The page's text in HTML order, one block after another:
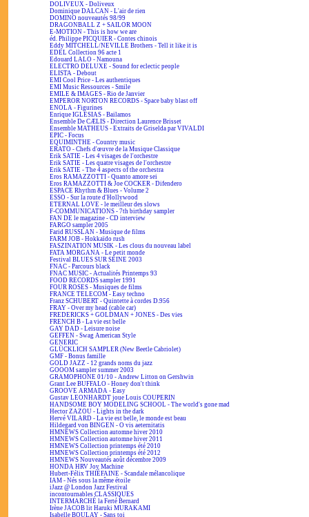
DOLIVEUX - Doliveux
Dominique DALCAN - L'air de rien
DOMINO nouveautés 98/99
DRAGONBALL Z + SAILOR MOON
E-MOTION - This is how we are
éd. Philippe PICQUIER - Contes chinois
Eddy MITCHELL/NEVILLE Brothers - Tell it like it is
EDEL Collection 96 acte 1
Edouard LALO - Namouna
ELECTRO DELUXE - Sound for eclectic people
ELISTA - Debout
EMI Cool Price - Les authentiques
EMI Music Ressources - Smile
EMILE & IMAGES - Rio de Janvier
EMPEROR NORTON RECORDS - Space baby blast off
ENOLA - Figurines
Enrique IGLESIAS - Bailamos
Ensemble De CÆLIS - Direction Laurence Brisset
Ensemble MATHEUS - Extraits de Griselda par VIVALDI
EPIC - Focus
EQUIMINTHE - Country music
ERATO - Chefs d'œuvre de la Musique Classique
Erik SATIE - Les 4 visages de l'orchestre
Erik SATIE - Les quatre visages de l'orchestre
Erik SATIE - The 4 aspects of the orchestra
Eros RAMAZZOTTI - Quanto amore sei
Eros RAMAZZOTTI & Joe COCKER - Difendero
ESPACE Rhythm & Blues - Volume 2
ESSO - Sur la route d'Hollywood
ETERNAL LOVE - le meilleur des slows
F-COMMUNICATIONS - 7th birthday sampler
FAN DE le magazine - CD interview
FARGO sampler 2005
Farid RUSSLAN - Musique de films
FARM JOB - Hokkaïdo rush
FASZINATION MUSIK - Les clous du nouveau label
FATA MORGANA - Le petit monde
Festival BLUES SUR SEINE 2003
FNAC - Parcours black
FNAC MUSIC - Actualités Printemps 93
FOOD RECORDS sampler 1991
FOUR ROSES - Musiques de films
FRANCE TELECOM - Easy techno
Franz SCHUBERT - Quintette à cordes D.956
FRAY - Over my head (cable car)
FREDERICKS + GOLDMAN + JONES - Des vies
FRENCH B - La vie est belle
GAY DAD - Leisure noise
GEFFEN - Swag American Style
GENERIC
GLÜCKLICH SAMPLER (New Beetle Cabriolet)
GMF - Bonus famille
GOLD JAZZ - 12 grands noms du jazz
GOOOM sampler summer 2003
GRAMOPHONE 01/10 - Andrew Litton on Gershwin
Grant Lee BUFFALO - Honey don't think
GROOVE ARMADA - Easy
Gustav LEONHARDT joue Louis COUPERIN
HANDSOME BOY MODELING SCHOOL - The world's gone mad
Hector ZAZOU - Lights in the dark
Hervé VILARD - La vie est belle, le monde est beau
Hildegard von BINGEN - O vis aeternitatis
HMNEWS Collection automne hiver 2010
HMNEWS Collection automne hiver 2011
HMNEWS Collection printemps été 2010
HMNEWS Collection printemps été 2012
HMNEWS Nouveautés août décembre 2009
HONDA HRV Joy Machine
Hubert-Félix THIÉFAINE - Scandale mélancolique
IAM - Nés sous la même étoile
iJazz @ London Jazz Festival
incontournables CLASSIQUES
INTERMARCHÉ la Ferté Bernard
Irène JACOB lit Haruki MURAKAMI
Isabelle BOULAY - Sans toi